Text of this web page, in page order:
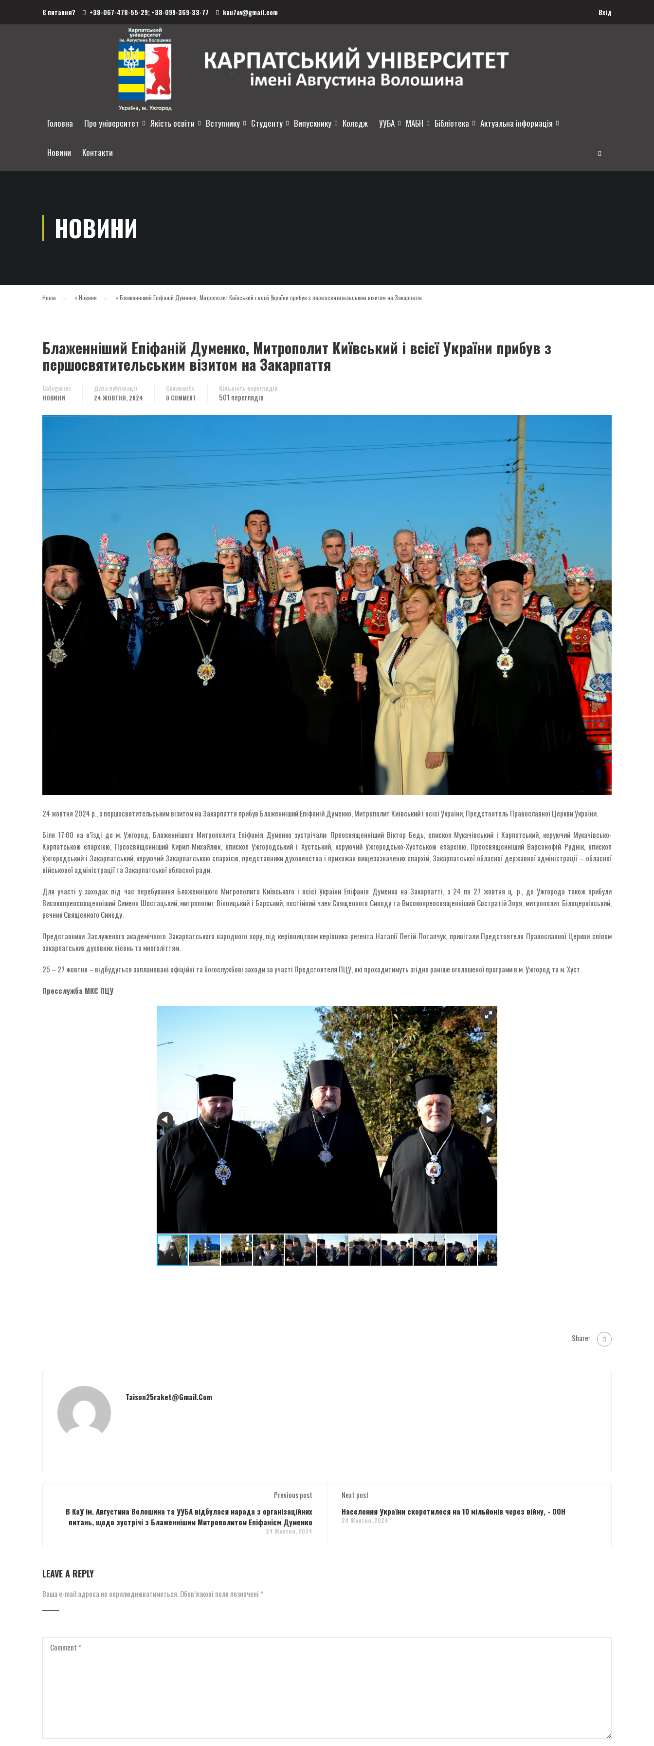
Є питання? +38-067-478-55-29; +38-099-369-33-77 kau7av@gmail.com Вхід
Головна Про університет Якість освіти Вступнику Студенту Випускнику Коледж УУБА МАБН Бібліотека Актуальна інформація
Новини Контакти
НОВИНИ
Home »Новини »Блаженніший Епіфаній Думенко, Митрополит Київський і всієї України прибув з першосвятительським візитом на Закарпаття
Блаженніший Епіфаній Думенко, Митрополит Київський і всієї України прибув з
першосвятительським візитом на Закарпаття
Categories
НОВИНИ
Дата публікації
24 ЖОВТНЯ, 2024
Comments
0 COMMENT
Кількість переглядів
501 переглядів
24 жовтня 2024 р., з першосвятительським візитом на Закарпаття прибув Блаженніший Епіфаній Думенко, Митрополит Київський і всієї України, Предстоятель Православної Церкви України.
Біля 17:00 на в’їзді до м. Ужгород, Блаженнішого Митрополита Епіфанія Думенко зустрічали: Преосвященніший Віктор Бедь, єпископ Мукачівський і Карпатський, керуючий Мукачівсько-
Карпатською єпархією, Преосвященніший Кирил Михайлюк, єпископ Ужгородський і Хустський, керуючий Ужгородсько-Хустською єпархією, Преосвященніший Варсонофій Руднік, єпископ
Ужгородський і Закарпатський, керуючий Закарпатською єпархією, представники духовенства і прихожан вищезазначених єпархій, Закарпатської обласної державної адміністрації – обласної
військової адміністрації та Закарпатської обласної ради.
Для участі у заходах під час перебування Блаженнішого Митрополита Київського і всієї України Епіфанія Думенка на Закарпатті, з 24 по 27 жовтня ц. р., до Ужгорода також прибули
Високопреосвященніший Симеон Шостацький, митрополит Вінницький і Барський, постійний член Священного Синоду та Високопреосвященніший Євстратій Зоря, митрополит Білоцерківський,
речник Священного Синоду.
Представники Заслуженого академічного Закарпатського народного хору, під керівництвом керівника-регента Наталії Петій-Потапчук, привітали Предстоятеля Православної Церкви співом
закарпатських духовних пісень та многоліттям.
25 – 27 жовтня – відбудуться заплановані офіційні та богослужбові заходи за участі Предстоятеля ПЦУ, які проходитимуть згідно раніше оголошеної програми в м. Ужгород та м. Хуст.
Пресслужба МКЄ ПЦУ
Share:
Taison25raket@gmail.com
Previous post
В КаУ ім. Августина Волошина та УУБА відбулася нарада з організаційних
питань, щодо зустрічі з Блаженнішим Митрополитом Епіфанієм Думенко
24 Жовтня, 2024
Next post
Населення України скоротилося на 10 мільйонів через війну, - ООН
24 Жовтня, 2024
LEAVE A REPLY
Ваша e-mail адреса не оприлюднюватиметься. Обов’язкові поля позначені *